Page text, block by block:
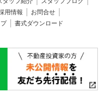
用情報
お問合せ
書式ダウンロード